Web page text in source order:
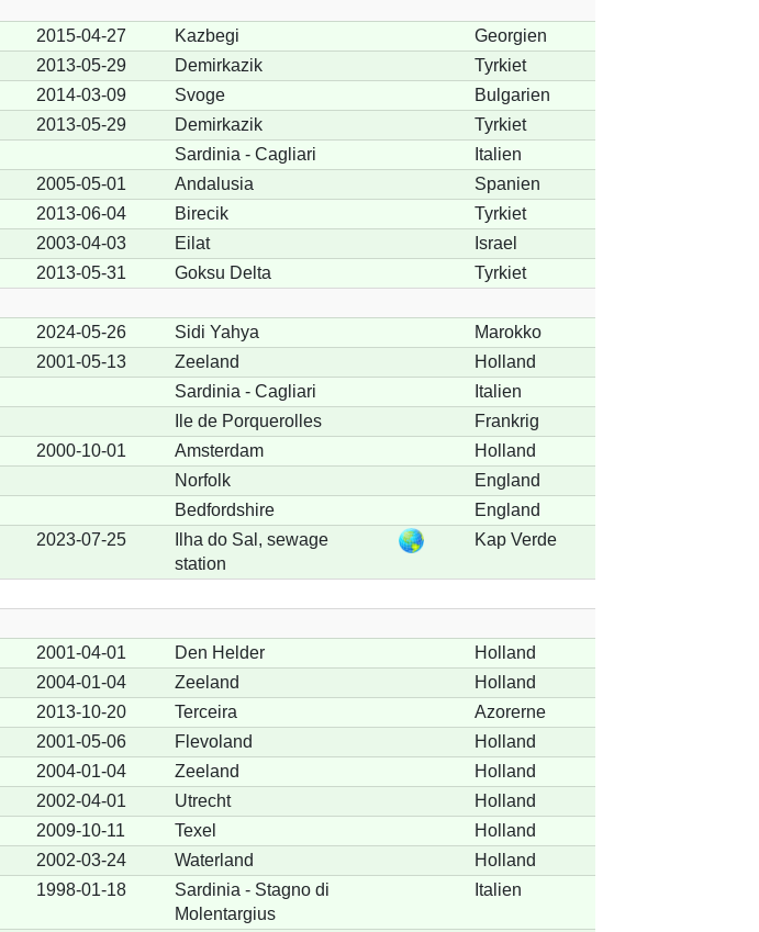
2015-04-27 Kazbegi
Georgien
2013-05-29 Demirkazik
Tyrkiet
2014-03-09 Svoge
Bulgarien
2013-05-29 Demirkazik
Tyrkiet
Sardinia - Cagliari
Italien
2005-05-01 Andalusia
Spanien
2013-06-04 Birecik
Tyrkiet
2003-04-03 Eilat
Israel
2013-05-31 Goksu Delta
Tyrkiet
2024-05-26 Sidi Yahya
Marokko
2001-05-13 Zeeland
Holland
Sardinia - Cagliari
Italien
Ile de Porquerolles
Frankrig
2000-10-01 Amsterdam
Holland
Norfolk
England
Bedfordshire
England
2023-07-25
Ilha do Sal, sewage
station
Kap Verde
2001-04-01 Den Helder
Holland
2004-01-04 Zeeland
Holland
2013-10-20 Terceira
Azorerne
2001-05-06 Flevoland
Holland
2004-01-04 Zeeland
Holland
2002-04-01 Utrecht
Holland
2009-10-11 Texel
Holland
2002-03-24 Waterland
Holland
1998-01-18
Sardinia - Stagno di
Molentargius
Italien